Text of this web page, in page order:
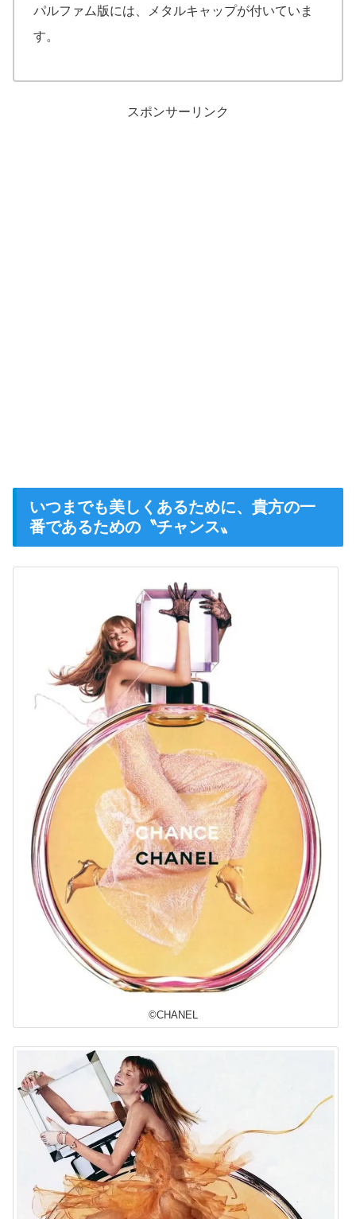
パルファム版には、メタルキャップが付いていま
す。
スポンサーリンク
いつまでも美しくあるために、貴方の一
番であるための〝チャンス〟
©CHANEL